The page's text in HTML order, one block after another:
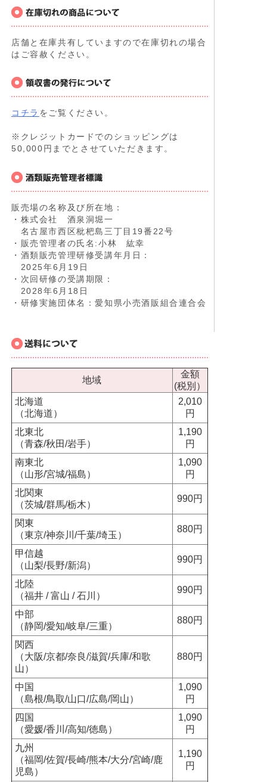
店舗と在庫共有していますので在庫切れの場合
はご容赦ください。
コチラ をご覧ください。
※クレジットカードでのショッピングは
50,000円までとさせていただきます。
販売場の名称及び所在地：
・株式会社 酒泉洞堀一
名古屋市西区枇杷島三丁目19番22号
・販売管理者の氏名:小林 紘幸
・酒類販売管理研修受講年月日：
2025年6月19日
・次回研修の受講期限：
2028年6月18日
・研修実施団体名：愛知県小売酒販組合連合会
地域
金額
(税別）
北海道
（北海道）
2,010
円
北東北
（青森/秋田/岩手）
1,190
円
南東北
（山形/宮城/福島）
1,090
円
北関東
（茨城/群馬/栃木）
990円
関東
（東京/神奈川/千葉/埼玉）
880円
甲信越
（山梨/長野/新潟）
990円
北陸
（福井 / 富山 / 石川）
990円
中部
（静岡/愛知/岐阜/三重）
880円
関西
（大阪/京都/奈良/滋賀/兵庫/和歌
山）
880円
中国
（島根/鳥取/山口/広島/岡山）
1,090
円
四国
（愛媛/香川/高知/徳島）
1,090
円
九州
（福岡/佐賀/長崎/熊本/大分/宮崎/鹿
児島）
1,190
円